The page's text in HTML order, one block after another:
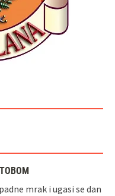
mrak i ugasi se dan